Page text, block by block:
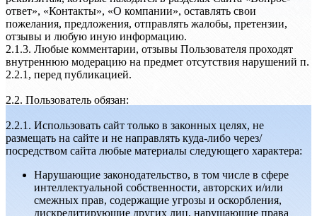
ответ», «Контакты», «О компании», оставлять свои
пожелания, предложения, отправлять жалобы, претензии,
отзывы и любую иную информацию.
2.1.3. Любые комментарии, отзывы Пользователя проходят
внутреннюю модерацию на предмет отсутствия нарушений п.
2.2.1, перед публикацией.
2.2. Пользователь обязан:
2.2.1. Использовать сайт только в законных целях, не
размещать на сайте и не направлять куда-либо через/
посредством сайта любые материалы следующего характера:
Нарушающие законодательство, в том числе в сфере
интеллектуальной собственности, авторских и/или
смежных прав, содержащие угрозы и оскорбления,
дискредитирующие других лиц, нарушающие права